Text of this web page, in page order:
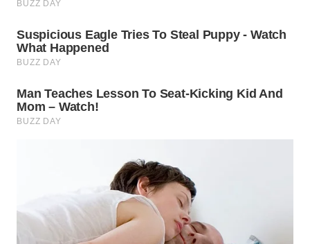
WN
WN
WN
SUBANG
PURWAKARTA